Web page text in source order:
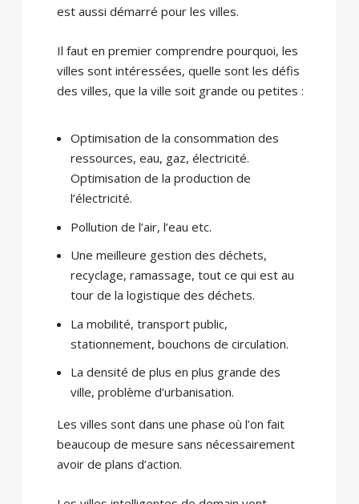
est aussi démarré pour les villes.
Il faut en premier comprendre pourquoi, les
villes sont intéressées, quelle sont les défis
des villes, que la ville soit grande ou petites :
Optimisation de la consommation des
ressources, eau, gaz, électricité.
Optimisation de la production de
l’électricité.
Pollution de l’air, l’eau etc.
Une meilleure gestion des déchets,
recyclage, ramassage, tout ce qui est au
tour de la logistique des déchets.
La mobilité, transport public,
stationnement, bouchons de circulation.
La densité de plus en plus grande des
ville, problème d’urbanisation.
Les villes sont dans une phase où l’on fait
beaucoup de mesure sans nécessairement
avoir de plans d’action.